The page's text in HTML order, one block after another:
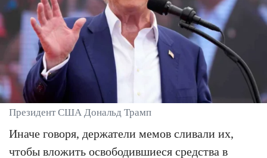
Президент США Дональд Трамп
Иначе говоря, держатели мемов сливали их,
чтобы вложить освободившиеся средства в